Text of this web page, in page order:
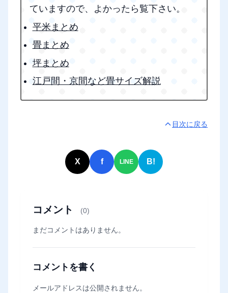
ていますので、よかったら覧下さい。
平米まとめ
畳まとめ
坪まとめ
江戸間・京間など畳サイズ解説
目次に戻る
X f LINE B!
コメント (0)
まだコメントはありません。
コメントを書く
メールアドレスは公開されません。